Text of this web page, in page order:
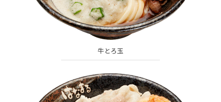
牛とろ玉